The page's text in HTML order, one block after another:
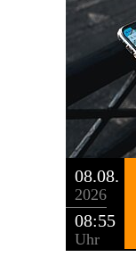
08.08.
2026
08:55
Uhr